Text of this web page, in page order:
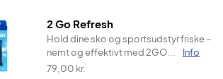
2 Go Refresh
Hold dine sko og sportsudstyr friske –
nemt og effektivt med 2GO...
Info
79,00 kr.